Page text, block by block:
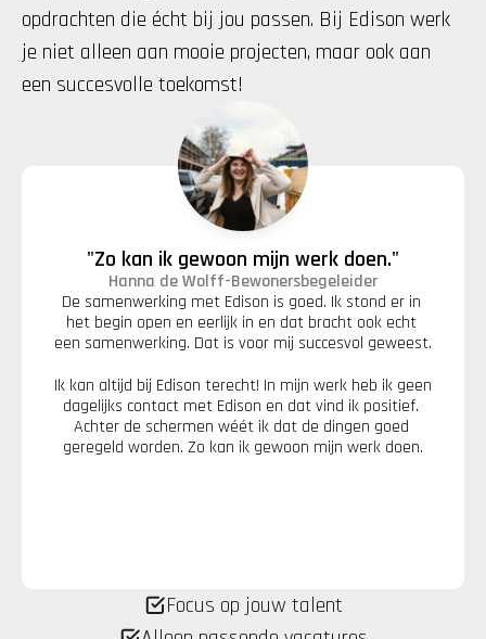
opdrachten die écht bij jou passen. Bij Edison werk
je niet alleen aan mooie projecten, maar ook aan
een succesvolle toekomst!
"Zo kan ik gewoon mijn werk doen."
Hanna de Wolff-Bewonersbegeleider
De samenwerking met Edison is goed. Ik stond er in
het begin open en eerlijk in en dat bracht ook echt
een samenwerking. Dat is voor mij succesvol geweest.
Ik kan altijd bij Edison terecht! In mijn werk heb ik geen
dagelijks contact met Edison en dat vind ik positief.
Achter de schermen wéét ik dat de dingen goed
geregeld worden. Zo kan ik gewoon mijn werk doen.
Focus op jouw talent